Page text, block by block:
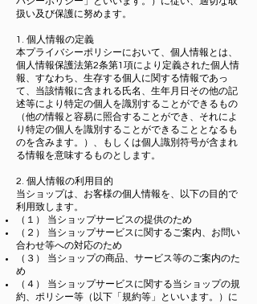
扱い及び保護に努めます。
1. 個人情報の定義
本プライバシーポリシーにおいて、個人情報とは、
個人情報保護法第2条第1項により定義された個人情
報、すなわち、生存する個人に関する情報であっ
て、当該情報に含まれる氏名、生年月日その他の記
述等により特定の個人を識別することができるもの
（他の情報と容易に照合することができ、それによ
り特定の個人を識別することができることとなるも
のを含みます。）、もしくは個人識別符号が含まれ
る情報を意味するものとします。
2. 個人情報の利用目的
当ショップは、お客様の個人情報を、以下の目的で
利用致します。
（１） 当ショップサービスの提供のため
（２） 当ショップサービスに関するご案内、お問い
合わせ等への対応のため
（３） 当ショップの商品、サービス等のご案内のた
め
（４） 当ショップサービスに関する当ショップの規
約、ポリシー等（以下「規約等」といいます。）に